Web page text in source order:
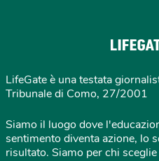
LifeGate è una testata
Tribunale di Como, 27/2001
Siamo il luogo dove
sentimento diventa azione, lo
risultato. Siamo per chi